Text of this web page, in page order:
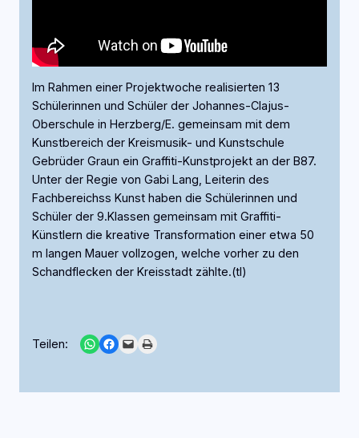
Im Rahmen einer Projektwoche realisierten 13
Schülerinnen und Schüler der Johannes-Clajus-
Oberschule in Herzberg/E. gemeinsam mit dem
Kunstbereich der Kreismusik- und Kunstschule
Gebrüder Graun ein Graffiti-Kunstprojekt an der B87.
Unter der Regie von Gabi Lang, Leiterin des
Fachbereichss Kunst haben die Schülerinnen und
Schüler der 9.Klassen gemeinsam mit Graffiti-
Künstlern die kreative Transformation einer etwa 50
m langen Mauer vollzogen, welche vorher zu den
Schandflecken der Kreisstadt zählte.(tl)
Teilen: Share on WhatsApp
Share on Facebook
Email this PagePrint this Page